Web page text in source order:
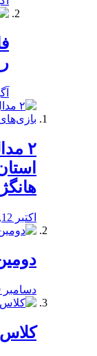
اکتبر 12, 2023
دسامبر 19, 2019
کلاس